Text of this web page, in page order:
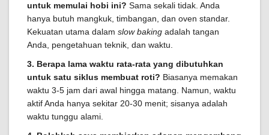
untuk memulai hobi ini? Sama sekali tidak. Anda
hanya butuh mangkuk, timbangan, dan oven standar.
Kekuatan utama dalam slow baking adalah tangan
Anda, pengetahuan teknik, dan waktu.
3. Berapa lama waktu rata-rata yang dibutuhkan
untuk satu siklus membuat roti? Biasanya memakan
waktu 3-5 jam dari awal hingga matang. Namun, waktu
aktif Anda hanya sekitar 20-30 menit; sisanya adalah
waktu tunggu alami.